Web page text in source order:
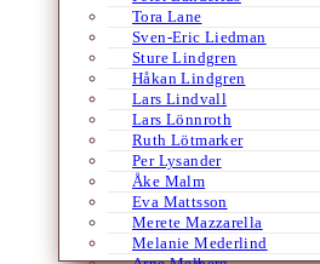
Tora Lane
Sven-Eric Liedman
Sture Lindgren
Håkan Lindgren
Lars Lindvall
Lars Lönnroth
Ruth Lötmarker
Per Lysander
Åke Malm
Eva Mattsson
Merete Mazzarella
Melanie Mederlind